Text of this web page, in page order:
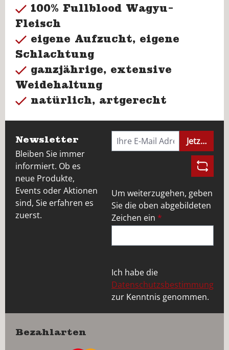
100% Fullblood Wagyu-
Fleisch
eigene Aufzucht, eigene
Schlachtung
ganzjährige, extensive
Weidehaltung
natürlich, artgerecht
Newsletter
Bleiben Sie immer
informiert. Ob es
neue Produkte,
Events oder Aktionen
sind, Sie erfahren es
zuerst.
Jetzt
Um weiterzugehen, geben
Sie die oben abgebildeten
Zeichen ein *
Ich habe die
Datenschutzsbestimmung
zur Kenntnis genommen.
Bezahlarten